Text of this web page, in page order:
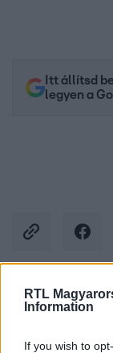
RTL
Information
If you wish to
Itt állítsd
legyen a
Kövess